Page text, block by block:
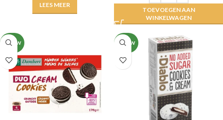
LEES MEER
TOEVOEGEN AAN
WINKELWAGEN
NIEUW NIEUW